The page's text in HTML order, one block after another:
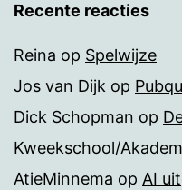
Recente reacties
Reina op Spelwijze
Jos van Dijk op
Dick Schopman op
Kweekschool/
AtieMinnema op AI